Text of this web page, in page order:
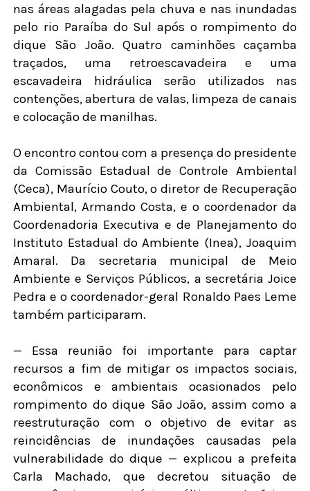
nas áreas alagadas pela chuva e nas inundadas
pelo rio Paraíba do Sul após o rompimento do
dique São João. Quatro caminhões caçamba
traçados, uma retroescavadeira e uma
escavadeira hidráulica serão utilizados nas
contenções, abertura de valas, limpeza de canais
e colocação de manilhas.
O encontro contou com a presença do presidente
da Comissão Estadual de Controle Ambiental
(Ceca), Maurício Couto, o diretor de Recuperação
Ambiental, Armando Costa, e o coordenador da
Coordenadoria Executiva e de Planejamento do
Instituto Estadual do Ambiente (Inea), Joaquim
Amaral. Da secretaria municipal de Meio
Ambiente e Serviços Públicos, a secretária Joice
Pedra e o coordenador-geral Ronaldo Paes Leme
também participaram.
— Essa reunião foi importante para captar
recursos a fim de mitigar os impactos sociais,
econômicos e ambientais ocasionados pelo
rompimento do dique São João, assim como a
reestruturação com o objetivo de evitar as
reincidências de inundações causadas pela
vulnerabilidade do dique — explicou a prefeita
Carla Machado, que decretou situação de